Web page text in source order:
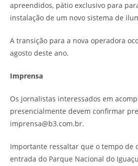
apreendidos, pátio exclusivo para
instalação de um novo sistema de
A transição para a nova operadora
agosto deste ano.
Imprensa
Os jornalistas interessados em
presencialmente devem confirmar
imprensa@b3.com.br.
Importante ressaltar que o tempo de
entrada do Parque Nacional do